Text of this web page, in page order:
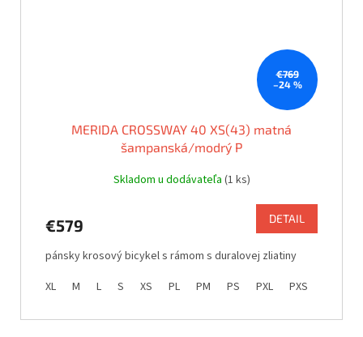
€769
–24 %
MERIDA CROSSWAY 40 XS(43) matná
šampanská/modrý P
Skladom u dodávateľa (1 ks)
€579 DETAIL
pánsky krosový bicykel s rámom s duralovej zliatiny
XL
M L S XS PL PM PS PXL PXS